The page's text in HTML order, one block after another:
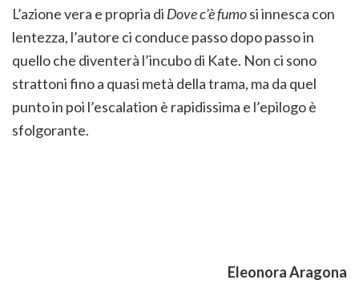
L’azione vera e propria di Dove c’è fumosi innesca con
lentezza, l’autore ci conduce passo dopo passo in
quello che diventerà l’incubo di Kate. Non ci sono
strattoni fino a quasi metà della trama, ma da quel
punto in poi l’escalation è rapidissima e l’epilogo è
sfolgorante.
Eleonora Aragona